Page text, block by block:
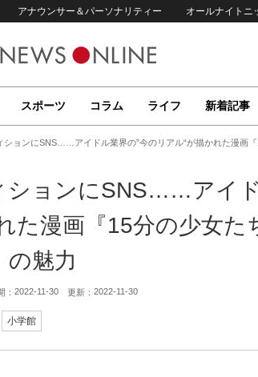
アナウンサー＆パーソナリティー オールナイトニ
スポーツ コラム ライフ 新着記事
ションにSNS……アイドル業界の”今のリアル“が描かれた漫画
ションにSNS……アイド
た漫画『15分の少女た
の魅力
： 2022-11-30 更新： 2022-11-30
小学館